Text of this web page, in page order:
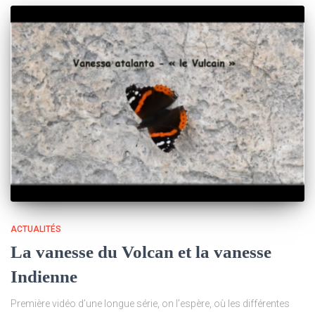
ACTUALITÉS
La vanesse du Volcan et la vanesse
Indienne
Première vidéo d’une longue série, on l’espère, où les différentes